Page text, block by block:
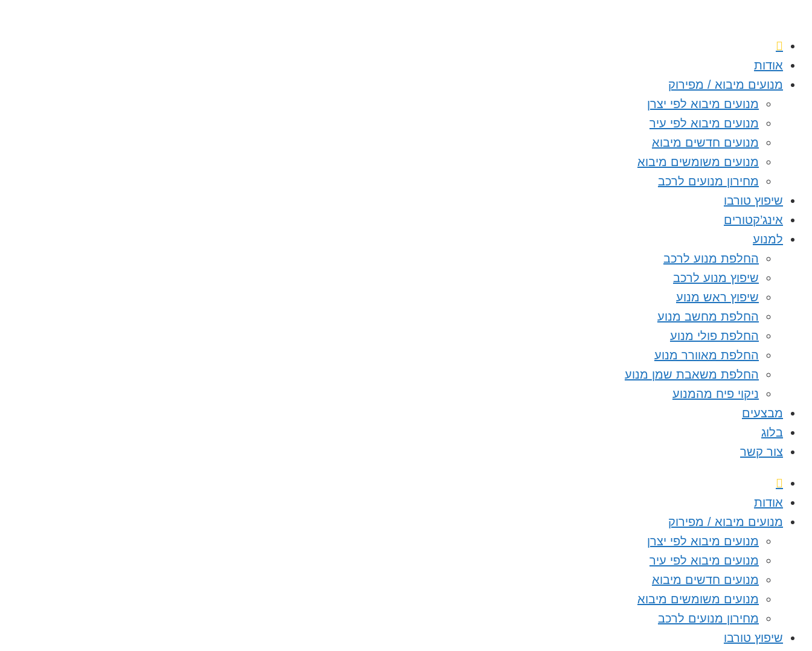
אודות
מנועים מיבוא / מפירוק
מנועים מיבוא לפי יצרן
מנועים מיבוא לפי עיר
מנועים חדשים מיבוא
מנועים משומשים מיבוא
מחירון מנועים לרכב
שיפוץ טורבו
אינג’קטורים
למנוע
החלפת מנוע לרכב
שיפוץ מנוע לרכב
שיפוץ ראש מנוע
החלפת מחשב מנוע
החלפת פולי מנוע
החלפת מאוורר מנוע
החלפת משאבת שמן מנוע
ניקוי פיח מהמנוע
מבצעים
בלוג
צור קשר
אודות
מנועים מיבוא / מפירוק
מנועים מיבוא לפי יצרן
מנועים מיבוא לפי עיר
מנועים חדשים מיבוא
מנועים משומשים מיבוא
מחירון מנועים לרכב
שיפוץ טורבו